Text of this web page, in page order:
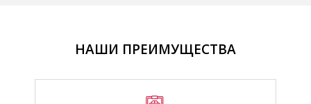
НАШИ ПРЕИМУЩЕСТВА